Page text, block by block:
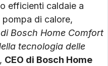
efficienti caldaie a
di calore,
Bosch Home Comfort
tecnologia delle
, CEO di Bosch Home